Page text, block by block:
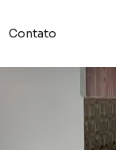
Contato